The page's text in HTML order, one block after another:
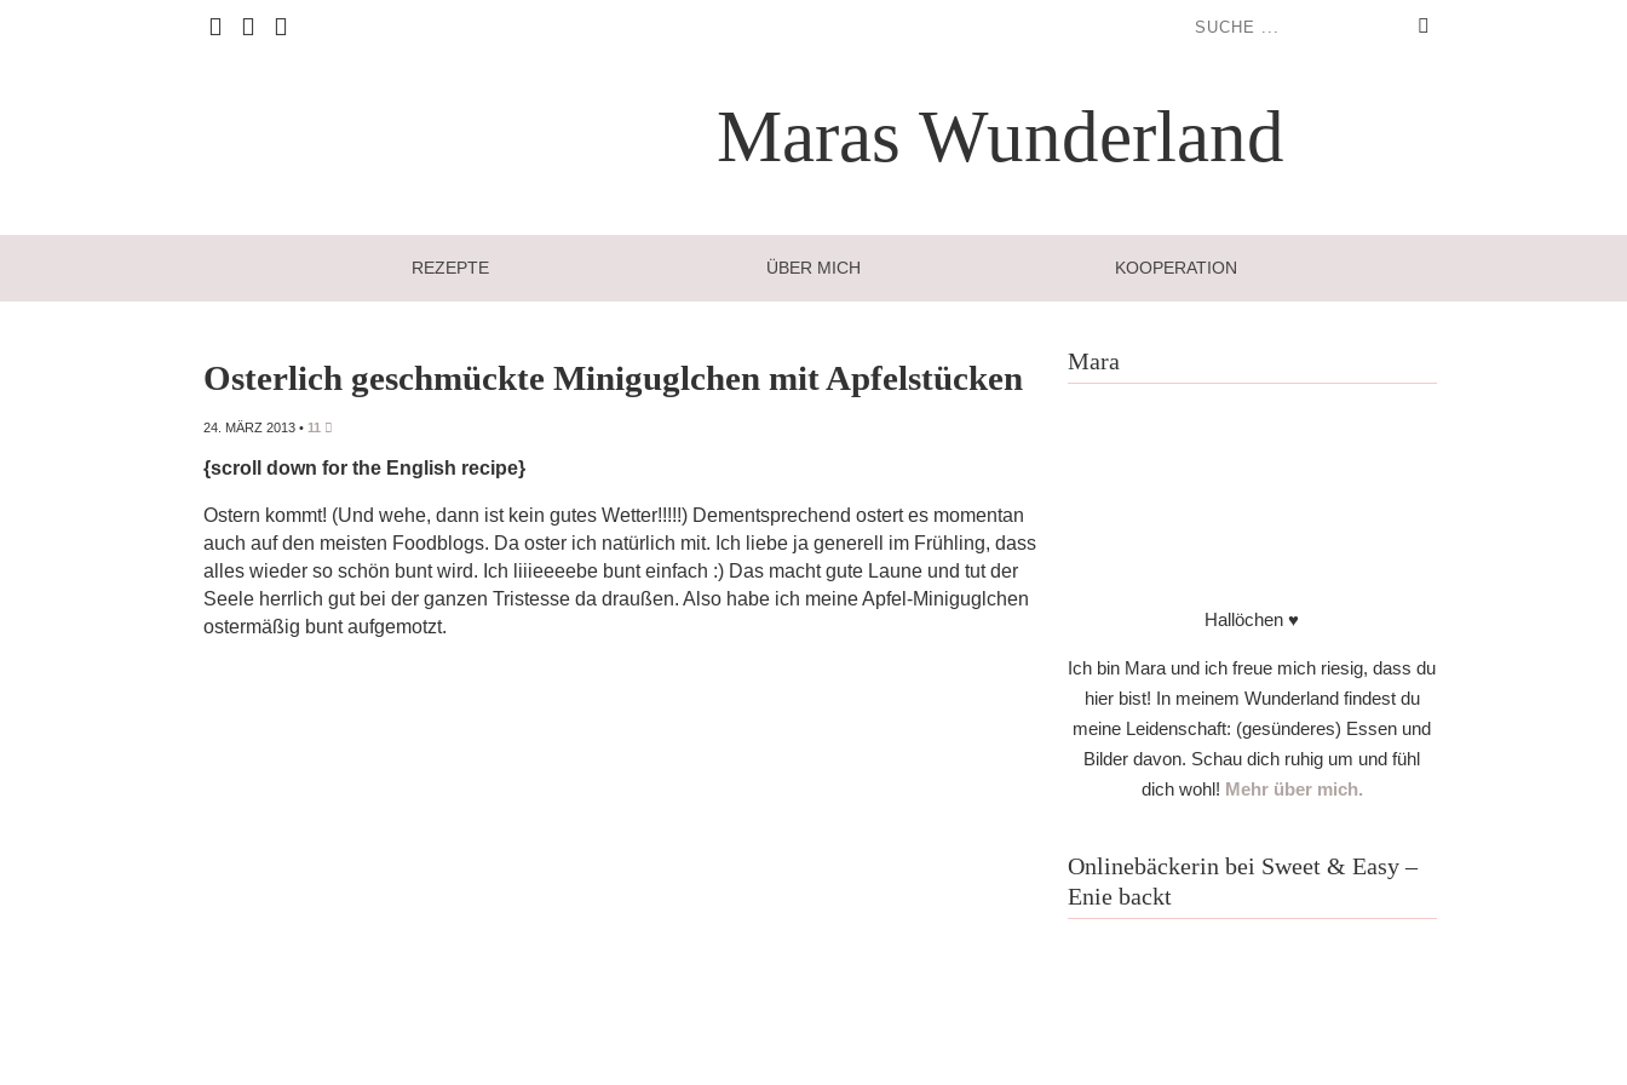
Maras Wunderland
REZEPTE ÜBER MICH KOOPERATION
Osterlich geschmückte Miniguglchen mit Apfelstücken
24. MÄRZ 2013 • 11
{scroll down for the English recipe}
Ostern kommt! (Und wehe, dann ist kein gutes Wetter!!!!!) Dementsprechend ostert es momentan
auch auf den meisten Foodblogs. Da oster ich natürlich mit. Ich liebe ja generell im Frühling, dass
alles wieder so schön bunt wird. Ich liiieeeebe bunt einfach :) Das macht gute Laune und tut der
Seele herrlich gut bei der ganzen Tristesse da draußen. Also habe ich meine Apfel-Miniguglchen
ostermäßig bunt aufgemotzt.
Mara
Hallöchen ♥
Ich bin Mara und ich freue mich riesig, dass du
hier bist! In meinem Wunderland findest du
meine Leidenschaft: (gesünderes) Essen und
Bilder davon. Schau dich ruhig um und fühl
dich wohl! Mehr über mich.
Onlinebäckerin bei Sweet & Easy –
Enie backt